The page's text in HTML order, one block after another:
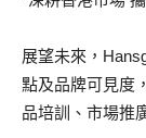
展望未來，
點及品牌可見度
品培訓、市場推